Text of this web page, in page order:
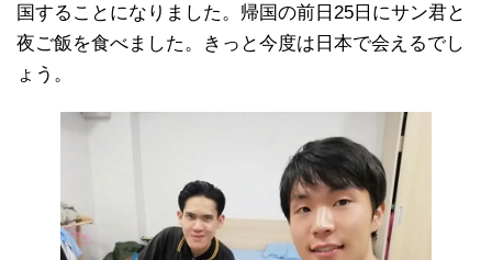
国することになりました。帰国の前日25日にサン君と
夜ご飯を食べました。きっと今度は日本で会えるでし
ょう。